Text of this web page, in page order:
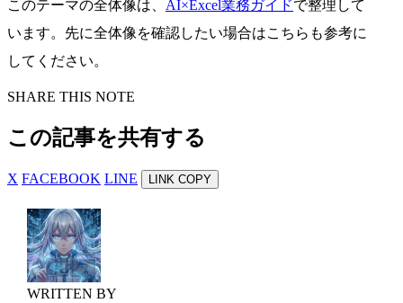
このテーマの全体像は、 AI×Excel業務ガイドで整理して
います。先に全体像を確認したい場合はこちらも参考に
してください。
SHARE THIS NOTE
この記事を共有する
X FACEBOOK LINE LINK COPY
WRITTEN BY